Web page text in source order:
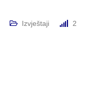
Izvještaji
2